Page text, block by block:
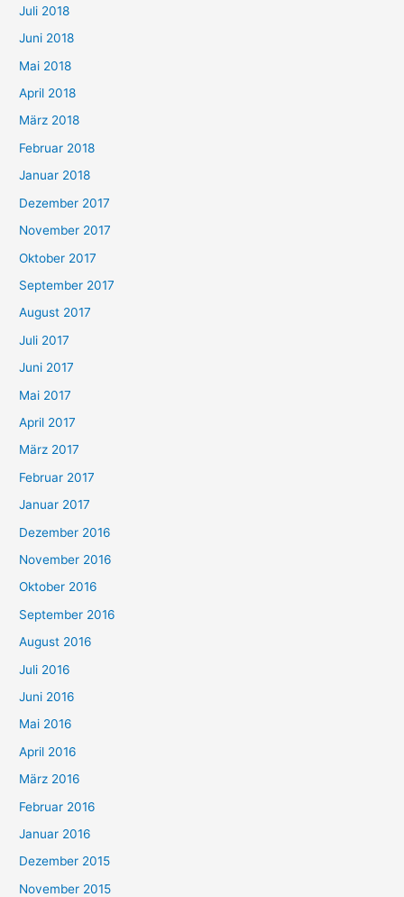
Juli 2018
Juni 2018
Mai 2018
April 2018
März 2018
Februar 2018
Januar 2018
Dezember 2017
November 2017
Oktober 2017
September 2017
August 2017
Juli 2017
Juni 2017
Mai 2017
April 2017
März 2017
Februar 2017
Januar 2017
Dezember 2016
November 2016
Oktober 2016
September 2016
August 2016
Juli 2016
Juni 2016
Mai 2016
April 2016
März 2016
Februar 2016
Januar 2016
Dezember 2015
November 2015